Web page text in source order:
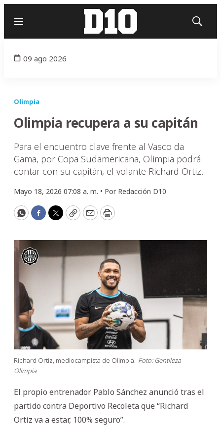
Menú
Mostrar
09 ago 2026
Olimpia
Olimpia recupera a su capitán
Para el encuentro clave frente al Vasco da
Gama, por Copa Sudamericana, Olimpia podrá
contar con su capitán, el volante Richard Ortiz.
Mayo 18, 2026 07:08 a. m. • Por Redacción D10
WhatsApp
Facebook
Twitter
CopyEmailPrint
Richard Ortiz, mediocampista de Olimpia. Foto: Gentileza -
Olimpia
El propio entrenador Pablo Sánchez anunció tras el
partido contra Deportivo Recoleta que “Richard
Ortiz va a estar, 100% seguro”.